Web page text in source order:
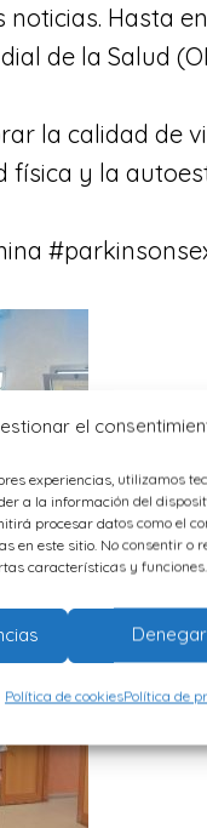
el
experiencias, utilizamos
a la información del
procesar datos como el
en este sitio. No consentir o
características y funciones.
Denegar
Política de cookiesPolítica de
Hasta
de la Salud
la calidad de
física y la